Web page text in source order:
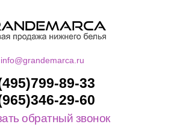
info@grandemarca.ru
89-33
29-60
обратный звонок